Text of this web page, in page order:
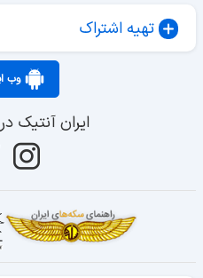
تهیه اشتراک
وب
ایران آنتیک